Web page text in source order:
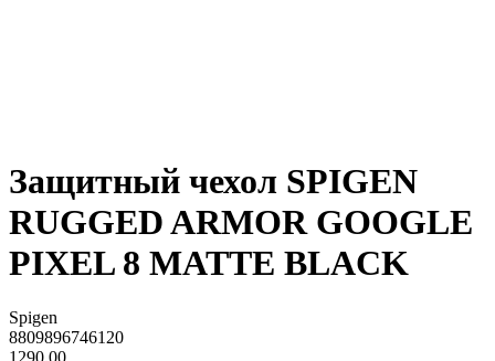
Защитный чехол SPIGEN
RUGGED ARMOR GOOGLE
PIXEL 8 MATTE BLACK
Spigen
8809896746120
1290,00